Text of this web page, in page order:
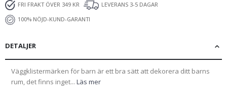
FRI FRAKT ÖVER 349 KR
LEVERANS 3-5 DAGAR
100% NÖJD-KUND-GARANTI
DETALJER
Väggklistermärken för barn är ett bra sätt att dekorera ditt barns
rum, det finns inget... Läs mer